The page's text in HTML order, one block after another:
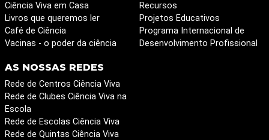
Ciência Viva em Casa
Livros que queremos ler
Café de Ciência
Vacinas - o poder da ciência
Recursos
Projetos Educativos
Programa Internacional de
Desenvolvimento Profissional
AS NOSSAS REDES
Rede de Centros Ciência Viva
Rede de Clubes Ciência Viva na
Escola
Rede de Escolas Ciência Viva
Rede de Quintas Ciência Viva